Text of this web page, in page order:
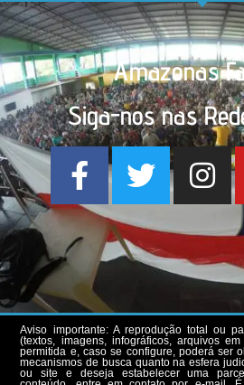
Amazonas
Siga-nos nas
Aviso importante: A reprodução total ou
(textos, imagens, infográficos, arquivos
permitida e, caso se configure, poderá ser
mecanismos de busca quanto na esfera
ou site e deseja estabelecer uma